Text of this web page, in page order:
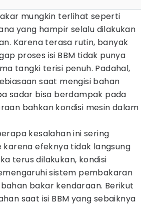
mungkin terlihat seperti
yang hampir selalu dilakukan
Karena terasa rutin, banyak
proses isi BBM tidak punya
tangki terisi penuh. Padahal,
saat mengisi bahan
sadar bisa berdampak pada
bahkan kondisi mesin dalam
kesalahan ini sering
karena efeknya tidak langsung
terus dilakukan, kondisi
sistem pembakaran
bakar kendaraan. Berikut
saat isi BBM yang sebaiknya